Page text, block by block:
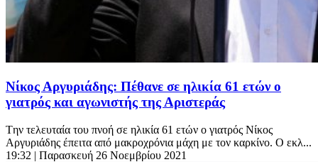
Νίκος Αργυριάδης: Πέθανε σε ηλικία 61 ετών ο
γιατρός και αγωνιστής της Αριστεράς
Tην τελευταία του πνοή σε ηλικία 61 ετών ο γιατρός Νίκος
Αργυριάδης έπειτα από μακροχρόνια μάχη με τον καρκίνο. Ο εκλ...
19:32 | Παρασκευή 26 Νοεμβρίου 2021